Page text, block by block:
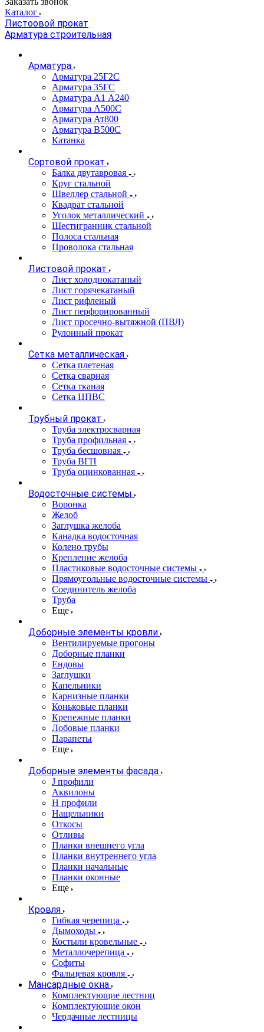
Каталог
Листоовой прокат
Арматура строительная
Арматура
Арматура 25Г2С
Арматура 35ГС
Арматура А1 А240
Арматура А500С
Арматура Ат800
Арматура В500С
Катанка
Сортовой прокат
Балка двутавровая
Круг стальной
Швеллер стальной
Квадрат стальной
Уголок металлический
Шестигранник стальной
Полоса стальная
Проволока стальная
Листовой прокат
Лист холоднокатаный
Лист горячекатаный
Лист рифленый
Лист перфорированный
Лист просечно-вытяжной (ПВЛ)
Рулонный прокат
Сетка металлическая
Сетка плетеная
Сетка сварная
Сетка тканая
Сетка ЦПВС
Трубный прокат
Труба электросварная
Труба профильная
Труба бесшовная
Труба ВГП
Труба оцинкованная
Водосточные системы
Воронка
Желоб
Заглушка желоба
Канадка водосточная
Колено трубы
Крепление желоба
Пластиковые водосточные системы
Прямоугольные водосточные системы
Соединитель желоба
Труба
Еще
Доборные элементы кровли
Вентилируемые прогоны
Доборные планки
Ендовы
Заглушки
Капельники
Карнизные планки
Коньковые планки
Крепежные планки
Лобовые планки
Парапеты
Еще
Доборные элементы фасада
J профили
Аквилоны
Н профили
Нащельники
Откосы
Отливы
Планки внешнего угла
Планки внутреннего угла
Планки начальные
Планки оконные
Еще
Кровля
Гибкая черепица
Дымоходы
Костыли кровельные
Металлочерепица
Софиты
Фальцевая кровля
Мансардные окна
Комплектующие лестниц
Комплектующие окон
Чердачные лестницы